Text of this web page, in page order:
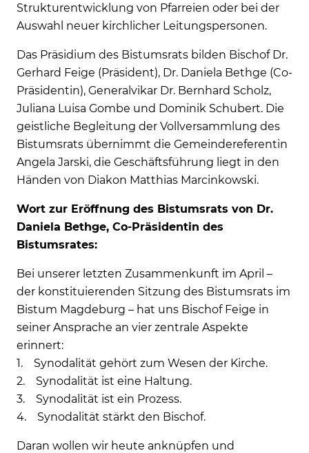
Strukturentwicklung von Pfarreien oder bei der
Auswahl neuer kirchlicher Leitungspersonen.
Das Präsidium des Bistumsrats bilden Bischof Dr.
Gerhard Feige (Präsident), Dr. Daniela Bethge (Co-
Präsidentin), Generalvikar Dr. Bernhard Scholz,
Juliana Luisa Gombe und Dominik Schubert. Die
geistliche Begleitung der Vollversammlung des
Bistumsrats übernimmt die Gemeindereferentin
Angela Jarski, die Geschäftsführung liegt in den
Händen von Diakon Matthias Marcinkowski.
Wort zur Eröffnung des Bistumsrats von Dr.
Daniela Bethge, Co-Präsidentin des
Bistumsrates:
Bei unserer letzten Zusammenkunft im April –
der konstituierenden Sitzung des Bistumsrats im
Bistum Magdeburg – hat uns Bischof Feige in
seiner Ansprache an vier zentrale Aspekte
erinnert:
1. Synodalität gehört zum Wesen der Kirche.
2. Synodalität ist eine Haltung.
3. Synodalität ist ein Prozess.
4. Synodalität stärkt den Bischof.
Daran wollen wir heute anknüpfen und